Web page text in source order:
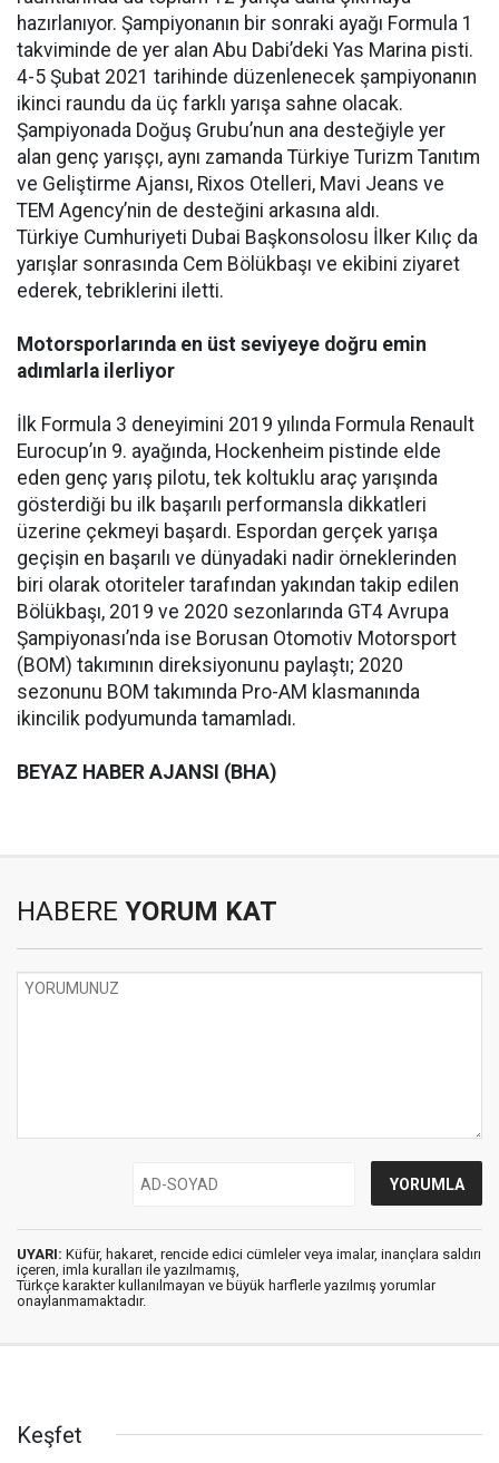
hazırlanıyor. Şampiyonanın bir sonraki ayağı Formula 1
takviminde de yer alan Abu Dabi’deki Yas Marina pisti.
4-5 Şubat 2021 tarihinde düzenlenecek şampiyonanın
ikinci raundu da üç farklı yarışa sahne olacak.
Şampiyonada Doğuş Grubu’nun ana desteğiyle yer
alan genç yarışçı, aynı zamanda Türkiye Turizm Tanıtım
ve Geliştirme Ajansı, Rixos Otelleri, Mavi Jeans ve
TEM Agency’nin de desteğini arkasına aldı.
Türkiye Cumhuriyeti Dubai Başkonsolosu İlker Kılıç da
yarışlar sonrasında Cem Bölükbaşı ve ekibini ziyaret
ederek, tebriklerini iletti.
Motorsporlarında en üst seviyeye doğru emin
adımlarla ilerliyor
İlk Formula 3 deneyimini 2019 yılında Formula Renault
Eurocup’ın 9. ayağında, Hockenheim pistinde elde
eden genç yarış pilotu, tek koltuklu araç yarışında
gösterdiği bu ilk başarılı performansla dikkatleri
üzerine çekmeyi başardı. Espordan gerçek yarışa
geçişin en başarılı ve dünyadaki nadir örneklerinden
biri olarak otoriteler tarafından yakından takip edilen
Bölükbaşı, 2019 ve 2020 sezonlarında GT4 Avrupa
Şampiyonası’nda ise Borusan Otomotiv Motorsport
(BOM) takımının direksiyonunu paylaştı; 2020
sezonunu BOM takımında Pro-AM klasmanında
ikincilik podyumunda tamamladı.
BEYAZ HABER AJANSI (BHA)
HABERE YORUM KAT
UYARI: Küfür, hakaret, rencide edici cümleler veya imalar, inançlara saldırı
içeren, imla kuralları ile yazılmamış,
Türkçe karakter kullanılmayan ve büyük harflerle yazılmış yorumlar
onaylanmamaktadır.
Keşfet